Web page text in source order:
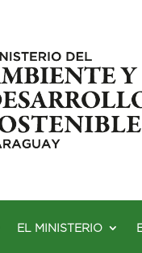
EL MINISTERIO